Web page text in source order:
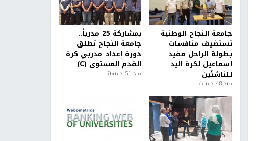
جامعة النجاح الوطنية
تستضيف منافسات
بطولة الراحل مفيد
اسماعيل لكرة اليد
للناشئين
منذ 48 دقيقة
بمشاركة 25 مدرباً..
جامعة النجاح تطلق
دورة إعداد مدربي كرة
القدم المستوى (C)
منذ 51 دقيقة